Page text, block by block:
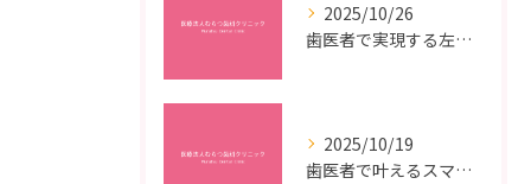
2025/10/26
歯医者で実現する左右対称治療のポイントと矯正治療選びの疑問解決ガイド
2025/10/19
歯医者で叶えるスマイルメイクオーバーなら福岡県福岡市博多区博多駅前の最新矯正治療解説